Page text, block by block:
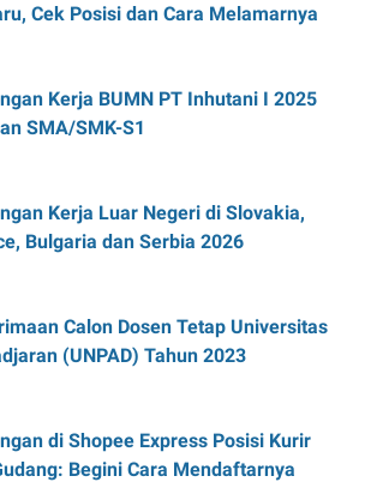
Cek Posisi dan Cara Melamarnya
Kerja BUMN PT Inhutani I 2025
SMA/SMK-S1
Kerja Luar Negeri di Slovakia,
Bulgaria dan Serbia 2026
Calon Dosen Tetap Universitas
(UNPAD) Tahun 2023
di Shopee Express Posisi Kurir
Begini Cara Mendaftarnya